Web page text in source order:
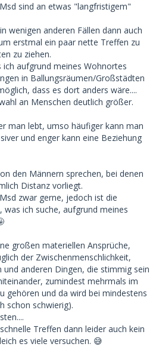
sind an etwas "langfristigem"
wenigen anderen Fällen dann auch
erstmal ein paar nette Treffen zu
zu ziehen.
ich aufgrund meines Wohnortes
in Ballungsräumen/Großstädten
dass es dort anders wäre....
an Menschen deutlich größer.
man lebt, umso häufiger kann man
und enger kann eine Beziehung
den Männern sprechen, bei denen
Distanz vorliegt.
zwar gerne, jedoch ist die
was ich suche, aufgrund meines
großen materiellen Ansprüche,
der Zwischenmenschlichkeit,
anderen Dingen, die stimmig sein
zumindest mehrmals im
gehören und da wird bei mindestens
schon schwierig).
Treffen dann leider auch kein
es viele versuchen. 😅